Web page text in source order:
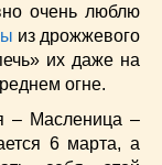
очень люблю
из дрожжевого
их даже на
огне.
– Масленица –
6 марта, а